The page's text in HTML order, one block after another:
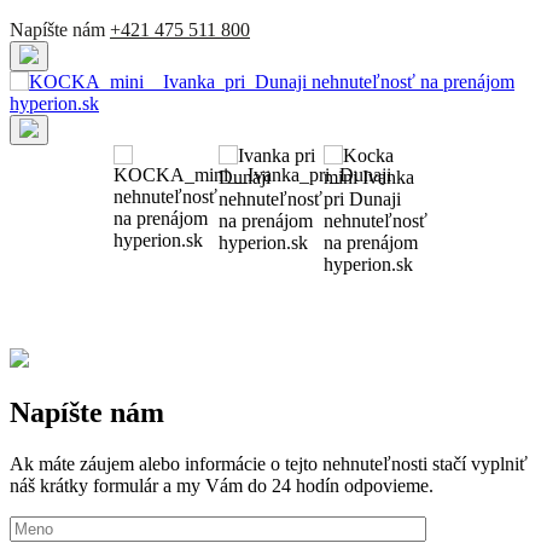
Napíšte nám +421 475 511 800
Napíšte nám
Ak máte záujem alebo informácie o tejto nehnuteľnosti stačí vyplniť
náš krátky formulár a my Vám do 24 hodín odpovieme.